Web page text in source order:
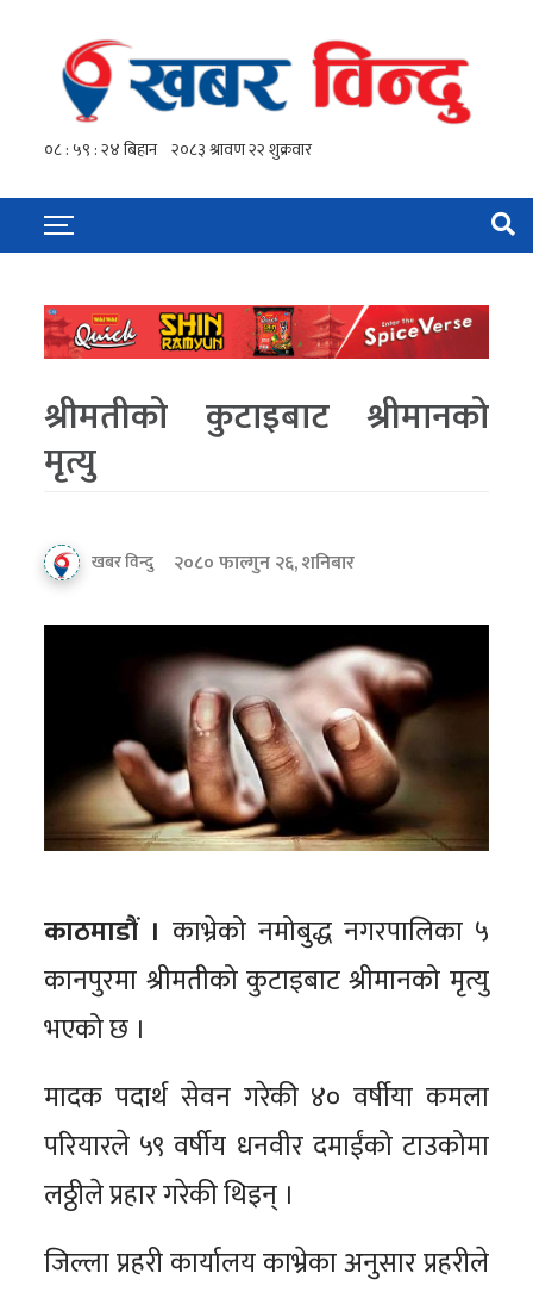
श्रीमतीको कुटाइबाट श्रीमानको
मृत्यु
खबर विन्दु २०८० फाल्गुन २६, शनिबार
काठमाडौं । काभ्रेको नमोबुद्ध नगरपालिका ५
कानपुरमा श्रीमतीको कुटाइबाट श्रीमानको मृत्यु
भएको छ ।
मादक पदार्थ सेवन गरेकी ४० वर्षीया कमला
परियारले ५९ वर्षीय धनवीर दमाईंको टाउकोमा
लठ्ठीले प्रहार गरेकी थिइन् ।
जिल्ला प्रहरी कार्यालय काभ्रेका अनुसार प्रहरीले